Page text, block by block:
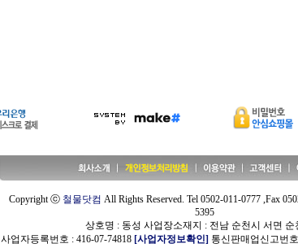
Copyright ⓒ 철물닷컴 All Rights Reserved. Tel 0502-011-0777 ,Fax
5395
상호명 : 동성 사업장소재지 : 전남 순천시 서면 순
사업자등록번호 : 416-07-74818 [사업자정보확인] 통신판매업신고번